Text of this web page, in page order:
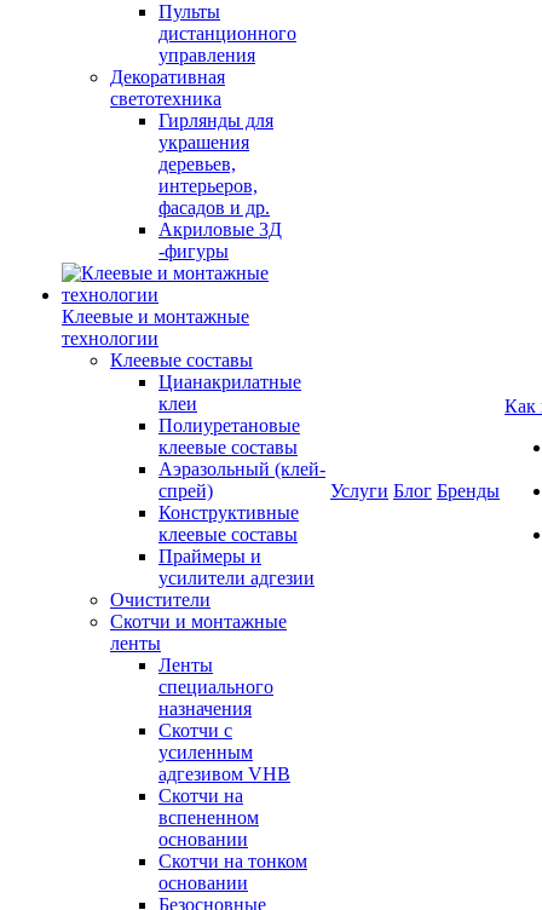
Пульты
дистанционного
управления
Декоративная
светотехника
Гирлянды для
украшения
деревьев,
интерьеров,
фасадов и др.
Акриловые 3Д
-фигуры
Клеевые и монтажные
технологии
Клеевые составы
Цианакрилатные
клеи
Полиуретановые
клеевые составы
Аэразольный (клей-
спрей)
Конструктивные
клеевые составы
Праймеры и
усилители адгезии
Очистители
Скотчи и монтажные
ленты
Ленты
специального
назначения
Скотчи с
усиленным
адгезивом VHB
Скотчи на
вспененном
основании
Скотчи на тонком
основании
Безосновные
Услуги Блог Бренды
Как